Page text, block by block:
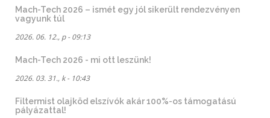
Mach-Tech 2026 – ismét egy jól sikerült rendezvényen
vagyunk túl
2026. 06. 12., p - 09:13
Mach-Tech 2026 - mi ott leszünk!
2026. 03. 31., k - 10:43
Filtermist olajköd elszívók akár 100%-os támogatású
pályázattal!